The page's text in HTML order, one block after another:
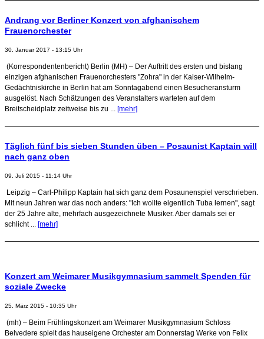
Andrang vor Berliner Konzert von afghanischem
Frauenorchester
30. Januar 2017 - 13:15 Uhr
(Korrespondentenbericht) Berlin (MH) – Der Auftritt des ersten und bislang
einzigen afghanischen Frauenorchesters "Zohra" in der Kaiser-Wilhelm-
Gedächtniskirche in Berlin hat am Sonntagabend einen Besucheransturm
ausgelöst. Nach Schätzungen des Veranstalters warteten auf dem
Breitscheidplatz zeitweise bis zu ... [mehr]
Täglich fünf bis sieben Stunden üben – Posaunist Kaptain will
nach ganz oben
09. Juli 2015 - 11:14 Uhr
Leipzig – Carl-Philipp Kaptain hat sich ganz dem Posaunenspiel verschrieben.
Mit neun Jahren war das noch anders: "Ich wollte eigentlich Tuba lernen", sagt
der 25 Jahre alte, mehrfach ausgezeichnete Musiker. Aber damals sei er
schlicht ... [mehr]
Konzert am Weimarer Musikgymnasium sammelt Spenden für
soziale Zwecke
25. März 2015 - 10:35 Uhr
(mh) – Beim Frühlingskonzert am Weimarer Musikgymnasium Schloss
Belvedere spielt das hauseigene Orchester am Donnerstag Werke von Felix